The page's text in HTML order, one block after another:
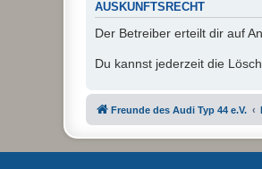
AUSKUNFTSRECHT
Der Betreiber erteilt dir auf
Du kannst jederzeit die
Freunde des Audi Typ 44 e.V.